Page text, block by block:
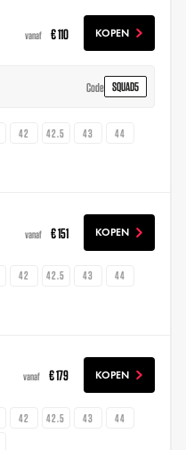
vanaf € 110 KOPEN
Code SQUAD5
42 42.5 43
44
vanaf € 151 KOPEN
42 42.5 43
44
vanaf € 179 KOPEN
42 42.5 43
44